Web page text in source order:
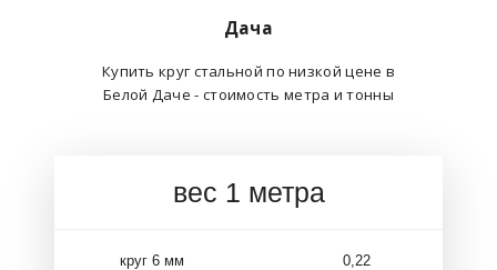
Дача
Купить круг стальной по низкой цене в
Белой Даче - стоимость метра и тонны
вес 1 метра
круг 6 мм 0,22